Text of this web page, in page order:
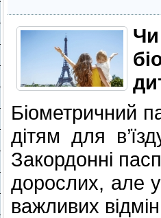
Біометричний
дітям для
Закордонні
дорослих, але
важливих